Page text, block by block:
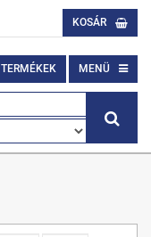
KOSÁR
TERMÉKEK MENÜ